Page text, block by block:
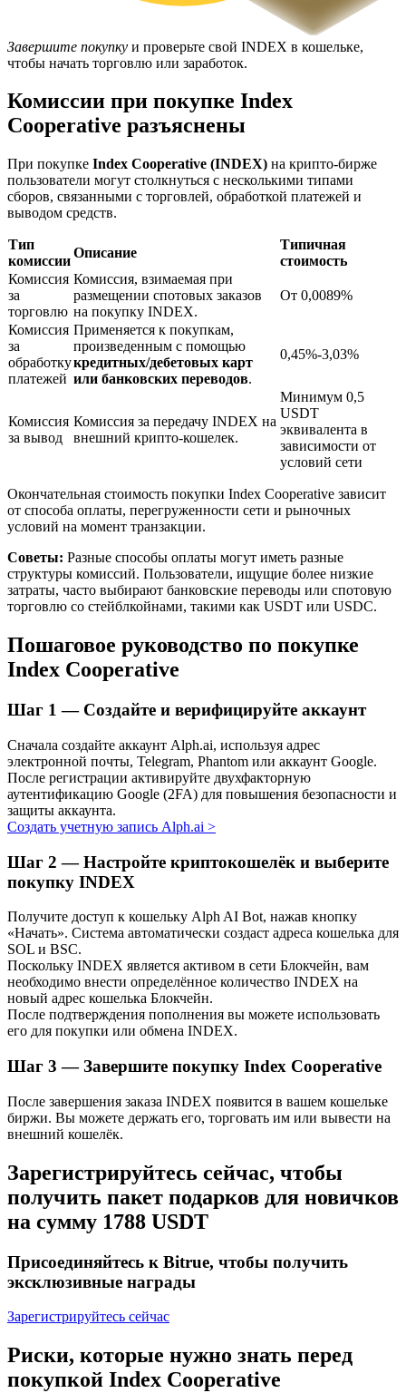
Блокировки BTR
Эксклюзивные инвестиции для владельцев BTR
Кредиты
Сервис заимствований, обеспеченных криптовалютой
Авто Инвест
Получите долгосрочную прибыль и гибкие проценты
Изучите стейкинг
Узнайте о пассивном доходе
Bitrue
AI
Bitrue Партнеры
Партнеры Bitrue
До 65% комиссии!
Завершите покупку и проверьте свой INDEX в кошельке,
чтобы начать торговлю или заработок.
Комиссии при покупке Index
Cooperative разъяснены
При покупке Index Cooperative (INDEX) на крипто-бирже
пользователи могут столкнуться с несколькими типами
сборов, связанными с торговлей, обработкой платежей и
выводом средств.
Тип
комиссии
Описание
Типичная
стоимость
Комиссия
за
торговлю
Комиссия, взимаемая при
размещении спотовых заказов
на покупку INDEX.
От 0,0089%
Комиссия
за
обработку
платежей
Применяется к покупкам,
произведенным с помощью
кредитных/дебетовых карт
или банковских переводов.
0,45%-3,03%
Комиссия
за вывод
Комиссия за передачу INDEX на
внешний крипто-кошелек.
Минимум 0,5
USDT
эквивалента в
зависимости от
условий сети
Окончательная стоимость покупки Index Cooperative зависит
от способа оплаты, перегруженности сети и рыночных
условий на момент транзакции.
Советы: Разные способы оплаты могут иметь разные
структуры комиссий. Пользователи, ищущие более низкие
затраты, часто выбирают банковские переводы или спотовую
торговлю со стейблкойнами, такими как USDT или USDC.
Пошаговое руководство по покупке
Index Cooperative
Шаг 1 — Создайте и верифицируйте аккаунт
Сначала создайте аккаунт Alph.ai, используя адрес
электронной почты, Telegram, Phantom или аккаунт Google.
После регистрации активируйте двухфакторную
аутентификацию Google (2FA) для повышения безопасности и
защиты аккаунта.
Создать учетную запись Alph.ai >
Шаг 2 — Настройте криптокошелёк и выберите
покупку INDEX
Получите доступ к кошельку Alph AI Bot, нажав кнопку
«Начать». Система автоматически создаст адреса кошелька для
SOL и BSC.
Поскольку INDEX является активом в сети Блокчейн, вам
необходимо внести определённое количество INDEX на
новый адрес кошелька Блокчейн.
После подтверждения пополнения вы можете использовать
его для покупки или обмена INDEX.
Шаг 3 —Завершите покупку Index Cooperative
После завершения заказа INDEX появится в вашем кошельке
биржи. Вы можете держать его, торговать им или вывести на
внешний кошелёк.
Зарегистрируйтесь сейчас, чтобы
получить пакет подарков для новичков
на сумму 1788 USDT
Присоединяйтесь к Bitrue, чтобы получить
эксклюзивные награды
Зарегистрируйтесь сейчас
Риски, которые нужно знать перед
покупкой Index Cooperative